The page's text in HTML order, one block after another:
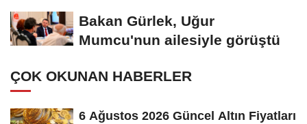
Bakan Gürlek, Uğur
Mumcu'nun ailesiyle görüştü
ÇOK OKUNAN HABERLER
6 Ağustos 2026 Güncel Altın Fiyatları